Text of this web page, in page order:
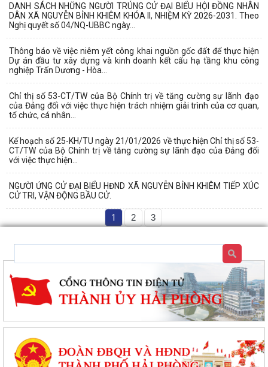
DANH SÁCH NHỮNG NGƯỜI TRÚNG CỬ ĐẠI BIỂU HỘI ĐỒNG NHÂN
DÂN XÃ NGUYỄN BỈNH KHIÊM KHÓA II, NHIỆM KỲ 2026-2031. Theo
Nghị quyết số 04/NQ-UBBC ngày...
Thông báo về việc niêm yết công khai nguồn gốc đất để thực hiện
Dự án đầu tư xây dựng và kinh doanh kết cấu hạ tầng khu công
nghiệp Trấn Dương - Hòa...
Chỉ thị số 53-CT/TW của Bộ Chính trị về tăng cường sự lãnh đạo
của Đảng đối với việc thực hiện trách nhiệm giải trình của cơ quan,
tổ chức, cá nhân...
Kế hoạch số 25-KH/TU ngày 21/01/2026 về thực hiện Chỉ thị số 53-
CT/TW của Bộ Chính trị về tăng cường sự lãnh đạo của Đảng đối
với việc thực hiện...
NGƯỜI ỨNG CỬ ĐẠI BIỂU HĐND XÃ NGUYỄN BỈNH KHIÊM TIẾP XÚC
CỬ TRI, VẬN ĐỘNG BẦU CỬ.
1 2 3